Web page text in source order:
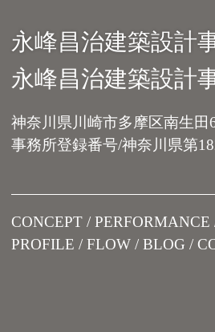
Main Navigation
永峰昌治建築設計
永峰昌治建築設計
神奈川県川崎市多摩区南生田
事務所登録番号/神奈川県第
CONCEPT PERFORMANCE
PROFILE
FLOW BLOG